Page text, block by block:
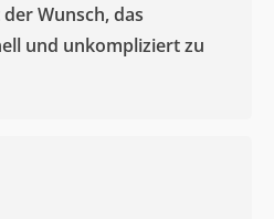
Wunsch, das
und unkompliziert zu